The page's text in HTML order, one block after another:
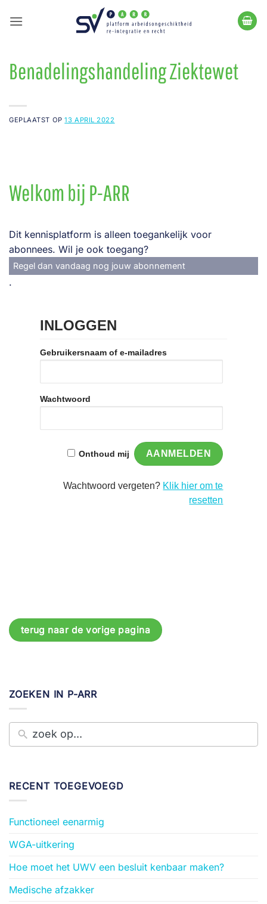
naar
ZOEKEN IN P-ARR
RECENT TOEGEVOEGD
Functioneel eenarmig
WGA-uitkering
Hoe moet het UWV een besluit kenbaar maken?
Medische afzakker
Benadelingshandeling Ziektewet
GEPLAATST OP13 APRIL 2022
Welkom bij P-ARR
Dit kennisplatform is alleen toegankelijk voor
abonnees. Wil je ook toegang?
Regel dan vandaag nog jouw abonnement
.
INLOGGEN
Gebruikersnaam of e-mailadres
Wachtwoord
Onthoud mij
Wachtwoord vergeten? Klik hier om te
resetten
terug naar de vorige pagina